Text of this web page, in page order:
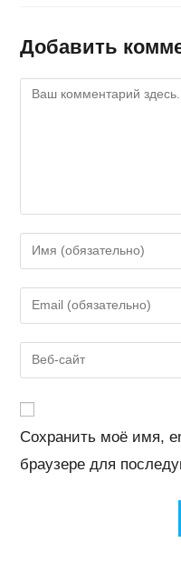
Добавить
Комментарий
Введите
свое
имя
или
пользователя,
чтобы
прокомментировать
Введите
свой
email-
адрес,
Введите
URL
веб-
сайта
(необязательно)
Сохранить моё имя,
браузере для